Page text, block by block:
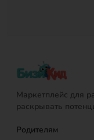
Маркетплейс для
раскрывать
Родителям